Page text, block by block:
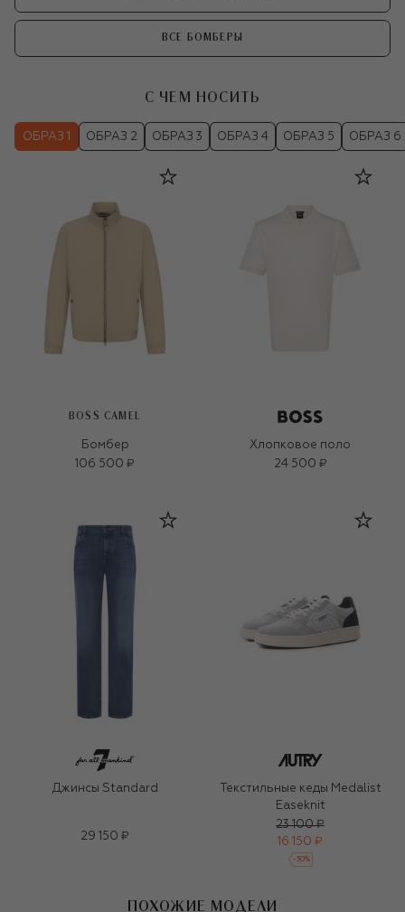
ВСЕ БОМБЕРЫ
С ЧЕМ НОСИТЬ
ОБРАЗ 1 ОБРАЗ 2 ОБРАЗ 3 ОБРАЗ 4 ОБРАЗ 5 ОБРАЗ 6
BOSS CAMEL
Бомбер
106 500 ₽
Хлопковое поло
24 500 ₽
Джинсы Standard
29 150 ₽
Текстильные кеды Medalist
Easeknit
23 100 ₽
16 150 ₽
-30%
ПОХОЖИЕ МОДЕЛИ